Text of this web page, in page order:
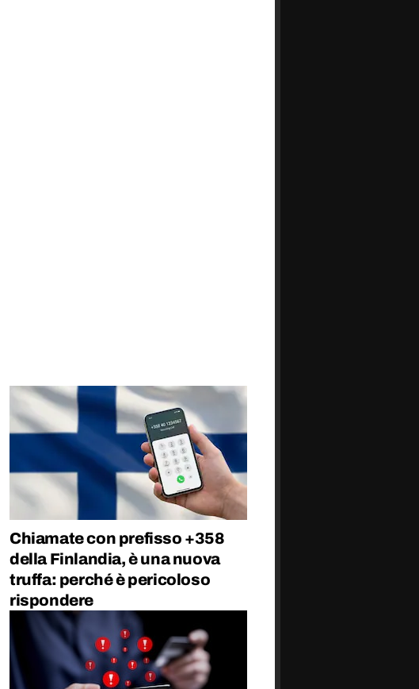
Chiamate con prefisso +358
della Finlandia, è una nuova
truffa: perché è pericoloso
rispondere